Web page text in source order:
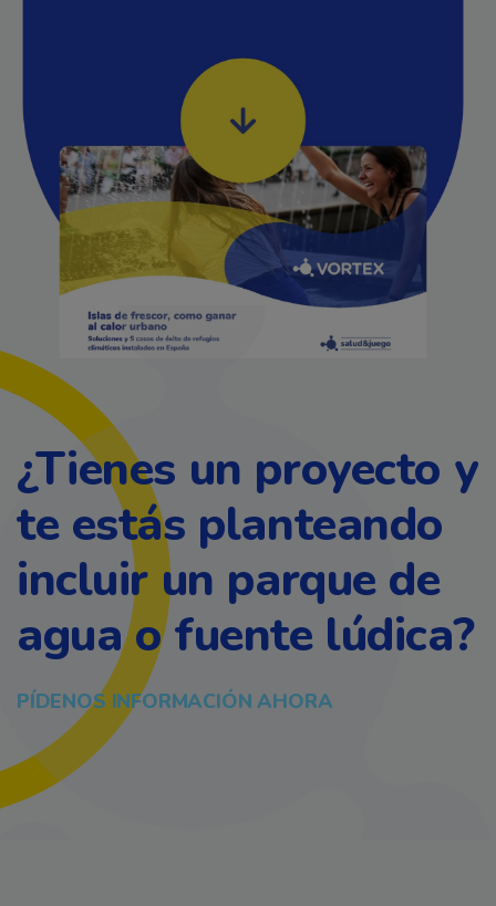
¿Tienes un proyecto y
te estás planteando
incluir un parque de
agua o fuente lúdica?
PÍDENOS INFORMACIÓN AHORA